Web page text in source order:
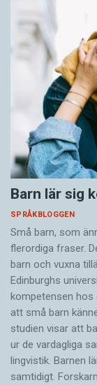
Barn lär sig
SPRÅKBLOGGEN
Små barn, som
flerordiga fraser.
barn och vuxna
Edinburghs
kompetensen hos
att små barn
studien visar att
ur de vardagliga
lingvistik. Barnen
samtidigt.